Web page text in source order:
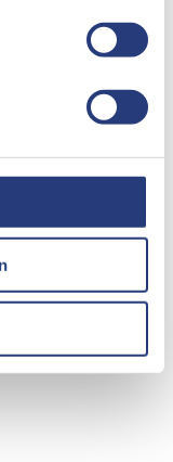
para infrarrojos,
se puede utilizar el